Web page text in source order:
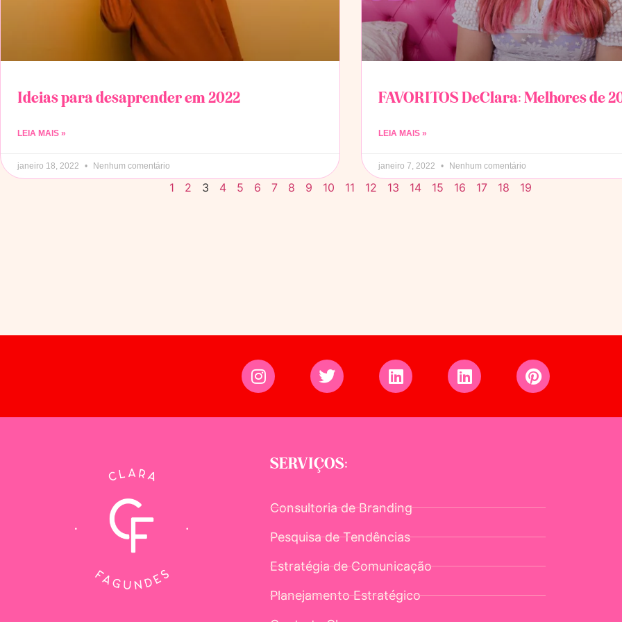
Ideias para desaprender em 2022
LEIA MAIS »
janeiro 18, 2022 Nenhum comentário
FAVORITOS DeClara: Melhores de
LEIA MAIS »
janeiro 7, 2022 Nenhum comentário
1 2 3 4 5 6 7 8 9 10 11 12 13 14 15 16 17 18 19
SERVIÇOS:
Consultoria de Branding
Pesquisa de Tendências
Estratégia de Comunicação
Planejamento Estratégico